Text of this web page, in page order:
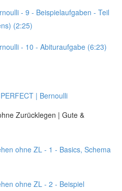
- 9 - Beispielaufgaben - Teil
(2:25)
- 10 - Abituraufgabe (6:23)
| Bernoulli
Zurücklegen | Gute &
ohne ZL - 1 - Basics, Schema
ohne ZL - 2 - Beispiel